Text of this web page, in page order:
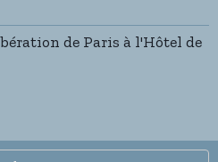
de Paris à l'Hôtel de